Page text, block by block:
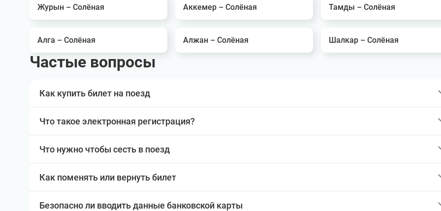
Журын – Солёная Аккемер – Солёная Тамды – Солёная
Алга – Солёная Алжан – Солёная Шалкар – Солёная
Частые вопросы
Как купить билет на поезд
Что такое электронная регистрация?
Что нужно чтобы сесть в поезд
Как поменять или вернуть билет
Безопасно ли вводить данные банковской карты